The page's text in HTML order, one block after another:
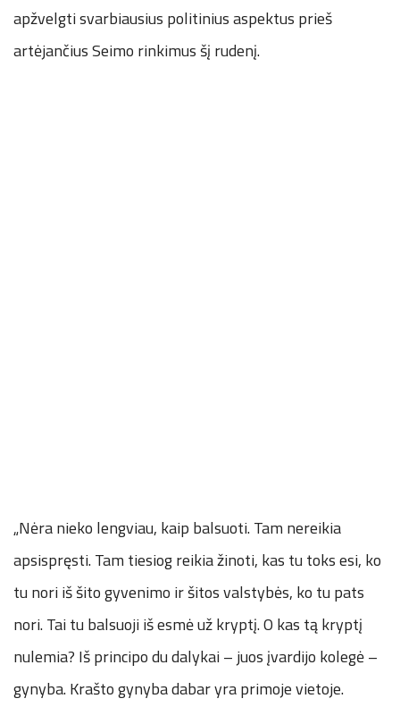
apžvelgti svarbiausius politinius aspektus prieš
artėjančius Seimo rinkimus šį rudenį.
„Nėra nieko lengviau, kaip balsuoti. Tam nereikia
apsispręsti. Tam tiesiog reikia žinoti, kas tu toks esi, ko
tu nori iš šito gyvenimo ir šitos valstybės, ko tu pats
nori. Tai tu balsuoji iš esmė už kryptį. O kas tą kryptį
nulemia? Iš principo du dalykai – juos įvardijo kolegė –
gynyba. Krašto gynyba dabar yra primoje vietoje.